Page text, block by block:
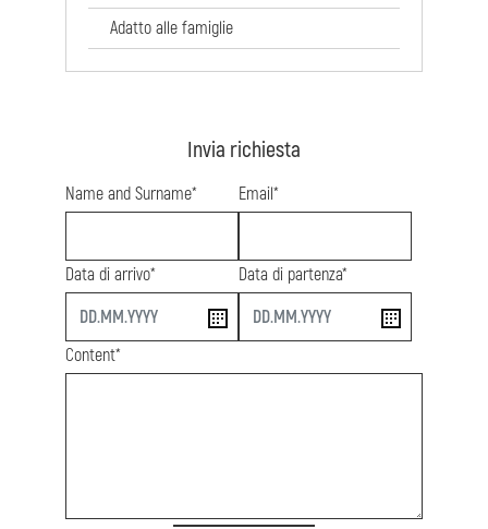
Adatto alle famiglie
Invia richiesta
Name and Surname* Email*
Data di arrivo*
start
Data di partenza*
end
Content*